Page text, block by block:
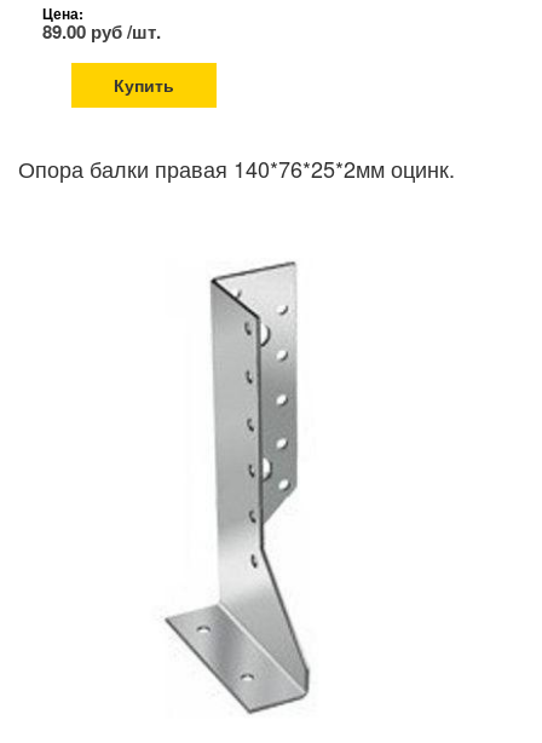
Цена:
89.00 руб /шт.
Купить
Опора балки правая 140*76*25*2мм оцинк.